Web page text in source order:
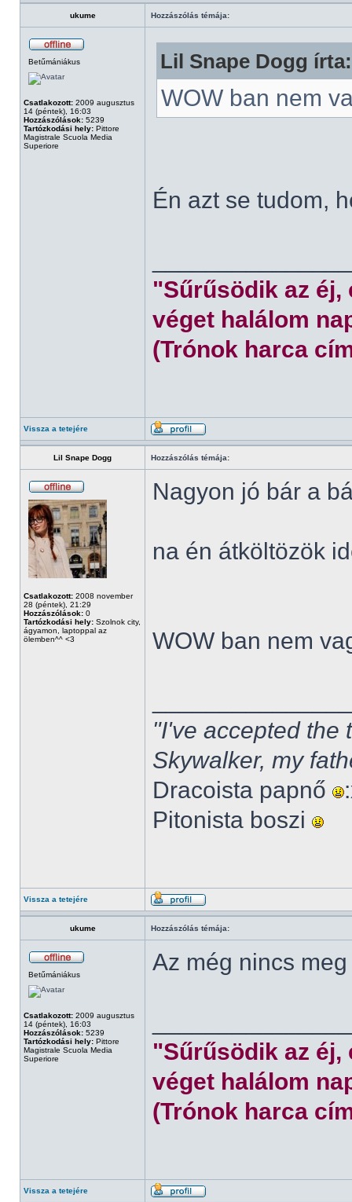
ukume Hozzászólás témája:
Betűmániákus
Csatlakozott: 2009 augusztus
14 (péntek), 16:03
Hozzászólások: 5239
Tartózkodási hely: Pittore
Magistrale Scuola Media
Superiore
Lil Snape Dogg írta:
WOW ban nem
Én azt se tudom,
"Sűrűsödik az éj,
véget halálom
(Trónok harca
Vissza a tetejére
Lil Snape Dogg Hozzászólás témája:
Csatlakozott: 2008 november
28 (péntek), 21:29
Hozzászólások: 0
Tartózkodási hely: Szolnok city,
ágyamon, laptoppal az
ölemben^^ <3
Nagyon jó bár a
na én átköltözök
WOW ban nem
"I've accepted the
Skywalker, my
Dracoista papnő
Pitonista boszi
Vissza a tetejére
ukume Hozzászólás témája:
Betűmániákus
Csatlakozott: 2009 augusztus
14 (péntek), 16:03
Hozzászólások: 5239
Tartózkodási hely: Pittore
Magistrale Scuola Media
Superiore
Az még nincs
"Sűrűsödik az éj,
véget halálom
(Trónok harca
Vissza a tetejére